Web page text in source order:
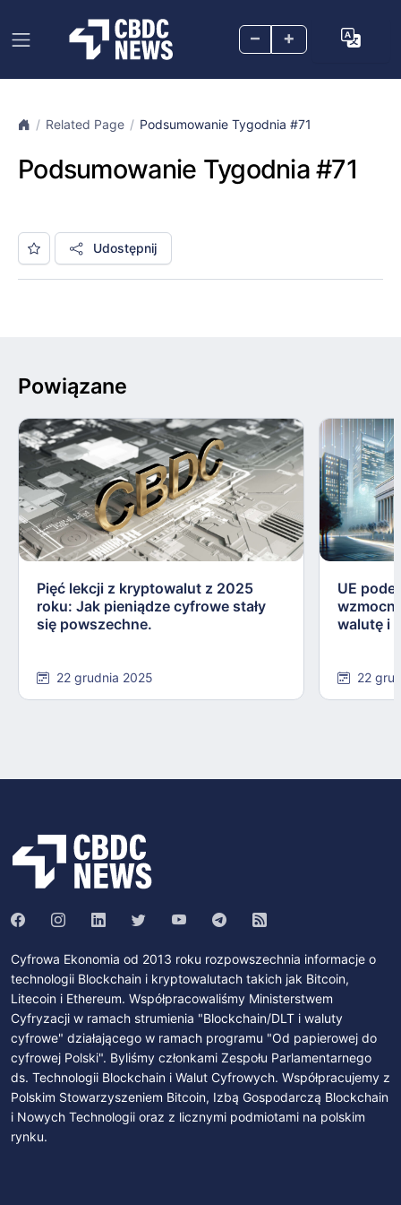
– +
Related Page Podsumowanie Tygodnia #71
Podsumowanie Tygodnia #71
Udostępnij
Powiązane
Pięć lekcji z kryptowalut z 2025
roku: Jak pieniądze cyfrowe stały
się powszechne.
22 grudnia 2025
UE
walutę i
22
Cyfrowa Ekonomia od 2013 roku rozpowszechnia informacje o
technologii Blockchain i kryptowalutach takich jak Bitcoin,
Litecoin i Ethereum. Współpracowaliśmy Ministerstwem
Cyfryzacji w ramach strumienia "Blockchain/DLT i waluty
cyfrowe" działającego w ramach programu "Od papierowej do
cyfrowej Polski". Byliśmy członkami Zespołu Parlamentarnego
ds. Technologii Blockchain i Walut Cyfrowych. Współpracujemy z
Polskim Stowarzyszeniem Bitcoin, Izbą Gospodarczą Blockchain
i Nowych Technologii oraz z licznymi podmiotami na polskim
rynku.